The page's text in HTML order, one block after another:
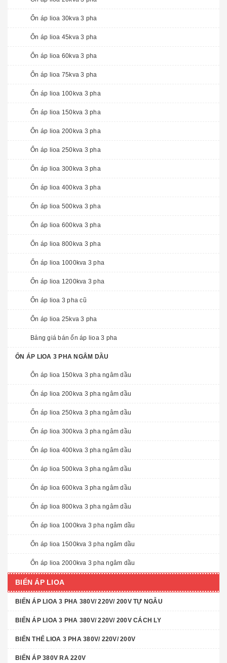
Ổn áp lioa 30kva 3 pha
Ổn áp lioa 45kva 3 pha
Ổn áp lioa 60kva 3 pha
Ổn áp lioa 75kva 3 pha
Ổn áp lioa 100kva 3 pha
Ổn áp lioa 150kva 3 pha
Ổn áp lioa 200kva 3 pha
Ổn áp lioa 250kva 3 pha
Ổn áp lioa 300kva 3 pha
Ổn áp lioa 400kva 3 pha
Ổn áp lioa 500kva 3 pha
Ổn áp lioa 600kva 3 pha
Ổn áp lioa 800kva 3 pha
Ổn áp lioa 1000kva 3 pha
Ổn áp lioa 1200kva 3 pha
Ổn áp lioa 3 pha cũ
Ổn áp lioa 25kva 3 pha
Bảng giá bán ổn áp lioa 3 pha
ỔN ÁP LIOA 3 PHA NGÂM DẦU
Ổn áp lioa 150kva 3 pha ngâm dầu
Ổn áp lioa 200kva 3 pha ngâm dầu
Ổn áp lioa 250kva 3 pha ngâm dầu
Ổn áp lioa 300kva 3 pha ngâm dầu
Ổn áp lioa 400kva 3 pha ngâm dầu
Ổn áp lioa 500kva 3 pha ngâm dầu
Ổn áp lioa 600kva 3 pha ngâm dầu
Ổn áp lioa 800kva 3 pha ngâm dầu
Ổn áp lioa 1000kva 3 pha ngâm dầu
Ổn áp lioa 1500kva 3 pha ngâm dầu
Ổn áp lioa 2000kva 3 pha ngâm dầu
BIẾN ÁP LIOA
BIẾN ÁP LIOA 3 PHA 380V/ 220V/ 200V TỰ NGẪU
BIẾN ÁP LIOA 3 PHA 380V/ 220V/ 200V CÁCH LY
BIẾN THẾ LIOA 3 PHA 380V/ 220V/ 200V
BIẾN ÁP 380V RA 220V